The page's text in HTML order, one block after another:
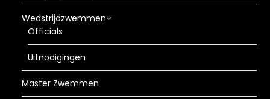
Wedstrijdzwemmen
Officials
Uitnodigingen
Master Zwemmen